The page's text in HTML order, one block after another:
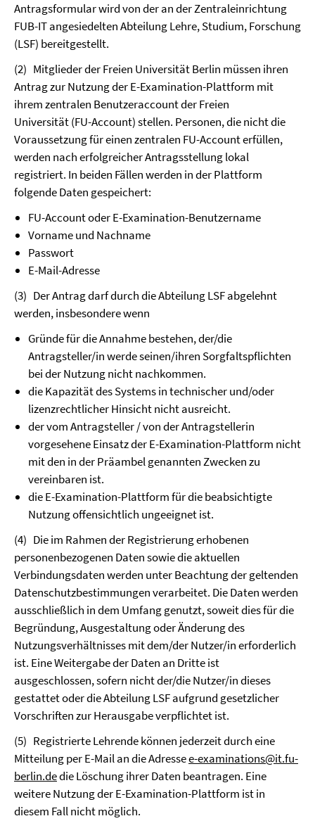
Antragsformular wird von der an der Zentraleinrichtung
FUB-IT angesiedelten Abteilung Lehre, Studium, Forschung
(LSF) bereitgestellt.
(2) Mitglieder der Freien Universität Berlin müssen ihren
Antrag zur Nutzung der E-Examination-Plattform mit
ihrem zentralen Benutzeraccount der Freien
Universität (FU-Account) stellen. Personen, die nicht die
Voraussetzung für einen zentralen FU-Account erfüllen,
werden nach erfolgreicher Antragsstellung lokal
registriert. In beiden Fällen werden in der Plattform
folgende Daten gespeichert:
FU-Account oder E-Examination-Benutzername
Vorname und Nachname
Passwort
E-Mail-Adresse
(3) Der Antrag darf durch die Abteilung LSF abgelehnt
werden, insbesondere wenn
Gründe für die Annahme bestehen, der/die
Antragsteller/in werde seinen/ihren Sorgfaltspflichten
bei der Nutzung nicht nachkommen.
die Kapazität des Systems in technischer und/oder
lizenzrechtlicher Hinsicht nicht ausreicht.
der vom Antragsteller / von der Antragstellerin
vorgesehene Einsatz der E-Examination-Plattform nicht
mit den in der Präambel genannten Zwecken zu
vereinbaren ist.
die E-Examination-Plattform für die beabsichtigte
Nutzung offensichtlich ungeeignet ist.
(4) Die im Rahmen der Registrierung erhobenen
personenbezogenen Daten sowie die aktuellen
Verbindungsdaten werden unter Beachtung der geltenden
Datenschutz­bestimmungen verarbeitet. Die Daten werden
ausschließlich in dem Umfang genutzt, soweit dies für die
Begründung, Ausgestaltung oder Änderung des
Nutzungsverhältnisses mit dem/der Nutzer/in erforderlich
ist. Eine Weitergabe der Daten an Dritte ist
ausgeschlossen, sofern nicht der/die Nutzer/in dieses
gestattet oder die Abteilung LSF aufgrund gesetzlicher
Vorschriften zur Herausgabe verpflichtet ist.
(5) Registrierte Lehrende können jederzeit durch eine
Mitteilung per E-Mail an die Adressee-examinations@it.fu-
berlin.dedie Löschung ihrer Daten beantragen. Eine
weitere Nutzung der E-Examination-Plattform ist in
diesem Fall nicht möglich.